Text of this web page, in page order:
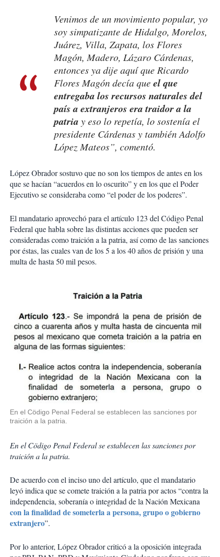
Venimos de un movimiento popular, yo
soy simpatizante de Hidalgo, Morelos,
Juárez, Villa, Zapata, los Flores
Magón, Madero, Lázaro Cárdenas,
entonces ya dije aquí que Ricardo
Flores Magón decía queel que
entregaba los recursos naturales del
país a extranjeros era traidor a la
patria y eso lo repetía, lo sostenía el
presidente Cárdenas y también Adolfo
López Mateos”, comentó.
López Obrador sostuvo que no son los tiempos de antes en los
que se hacían “acuerdos en lo oscurito” y en los que el Poder
Ejecutivo se consideraba como “el poder de los poderes”.
El mandatario aprovechó para el artículo 123 del Código Penal
Federal que habla sobre las distintas acciones que pueden ser
consideradas como traición a la patria, así como de las sanciones
por éstas, las cuales van de los 5 a los 40 años de prisión y una
multa de hasta 50 mil pesos.
En el Cödigo Penal Federal se establecen las sanciones por
traición a la patria.
En el Cödigo Penal Federal se establecen las sanciones por
traición a la patria.
De acuerdo con el inciso uno del artículo, que el mandatario
leyó indica que se comete traición a la patria por actos “contra la
independencia, soberanía o integridad de la Nación Mexicana
con la finalidad de someterla a persona, grupo o gobierno
extranjero”.
Por lo anterior, López Obrador criticó a la oposición integrada